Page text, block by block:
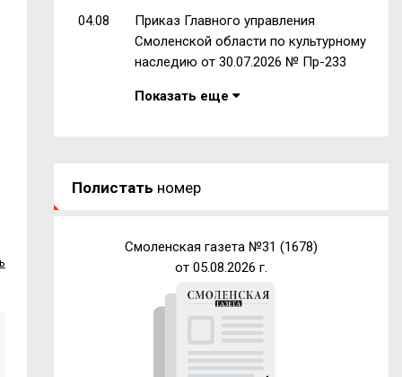
04.08
Приказ Главного управления
Смоленской области по культурному
наследию от 30.07.2026 № Пр-233
Показать еще
Полистать номер
Смоленская газета №31 (1678)
от 05.08.2026 г.